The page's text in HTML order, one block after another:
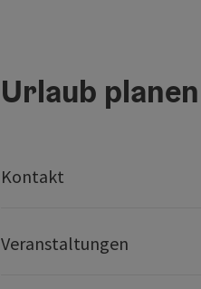
Urlaub
Kontakt
Veranstaltungen